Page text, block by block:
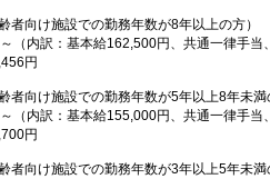
者向け施設での勤務年数が8年以上の方）
（内訳：基本給162,500円、共通一律手当
円
者向け施設での勤務年数が5年以上8年未満
（内訳：基本給155,000円、共通一律手当
円
者向け施設での勤務年数が3年以上5年未満